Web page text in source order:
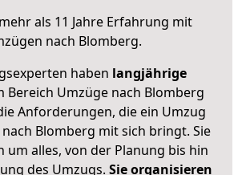
als 11 Jahre Erfahrung mit
nach Blomberg.
haben langjährige
Bereich Umzüge nach Blomberg
Anforderungen, die ein Umzug
Blomberg mit sich bringt. Sie
um alles, von der Planung bis hin
des Umzugs. Sie organisieren